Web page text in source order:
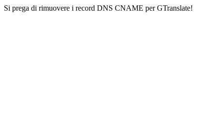
Si prega di rimuovere i record DNS CNAME per GTranslate!